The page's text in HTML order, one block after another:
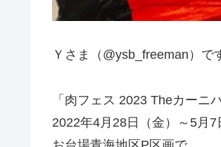
Ｙさま（@ysb_freeman）で
「肉フェス 2023 Theカーニ
2022年4月28日（金）～5月7